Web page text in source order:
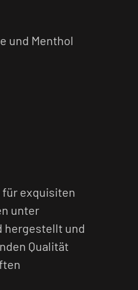
und Menthol
für exquisiten
unter
hergestellt und
Qualität